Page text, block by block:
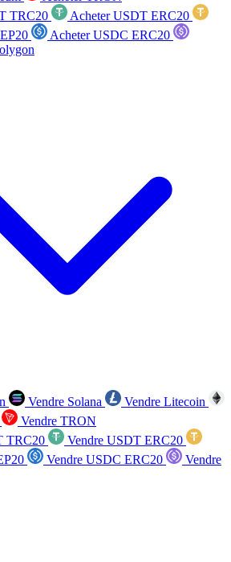
TRC20
Acheter USDT ERC20
Acheter USDC ERC20
Vendre Solana
Vendre Litecoin
Vendre TRON
TRC20
Vendre USDT ERC20
Vendre USDC ERC20
Vendre